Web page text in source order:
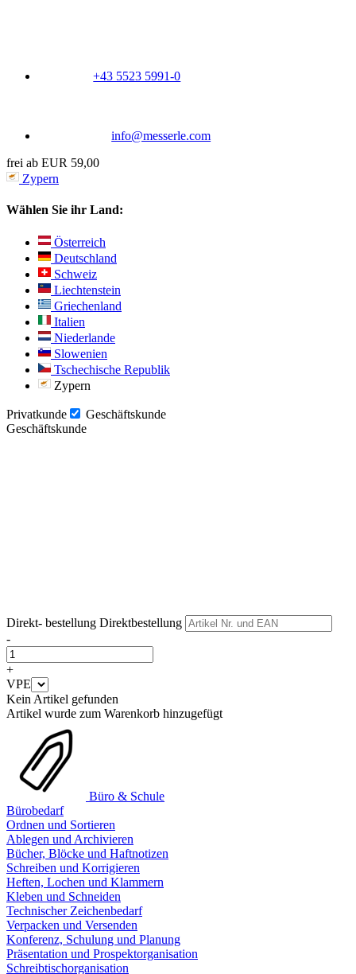
+43 5523 5991-0
info@messerle.com
frei ab EUR 59,00
Zypern
Wählen Sie ihr Land:
Österreich
Deutschland
Schweiz
Liechtenstein
Griechenland
Italien
Niederlande
Slowenien
Tschechische Republik
Zypern
Privatkunde
Geschäftskunde
Geschäftskunde
Direkt- bestellung Direktbestellung
-
+
VPE
Kein Artikel gefunden
Artikel wurde zum Warenkorb hinzugefügt
Büro & Schule
Bürobedarf
Ordnen und Sortieren
Ablegen und Archivieren
Bücher, Blöcke und Haftnotizen
Schreiben und Korrigieren
Heften, Lochen und Klammern
Kleben und Schneiden
Technischer Zeichenbedarf
Verpacken und Versenden
Konferenz, Schulung und Planung
Präsentation und Prospektorganisation
Schreibtischorganisation